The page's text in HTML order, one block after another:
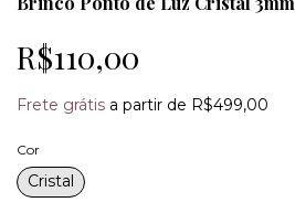
R$110,00
Frete grátis a partir de R$499,00
Cor
Cristal